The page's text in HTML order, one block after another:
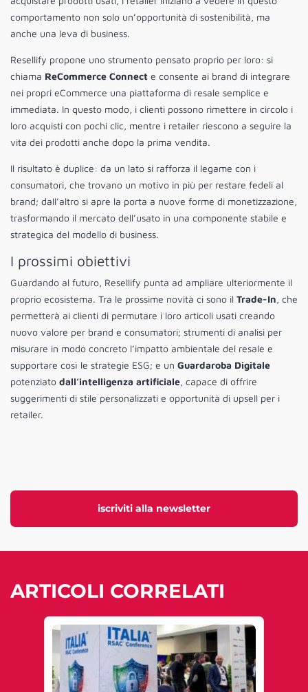
iscriviti alla newsletter
comportamento non solo un’opportunità di sostenibilità, ma
anche una leva di business.
Resellify propone uno strumento pensato proprio per loro: si
chiama ReCommerce Connect e consente ai brand di integrare
nei propri eCommerce una piattaforma di resale semplice e
immediata. In questo modo, i clienti possono rimettere in circolo i
loro acquisti con pochi clic, mentre i retailer riescono a seguire la
vita dei prodotti anche dopo la prima vendita.
Il risultato è duplice: da un lato si rafforza il legame con i
consumatori, che trovano un motivo in più per restare fedeli al
brand; dall’altro si apre la porta a nuove forme di monetizzazione,
trasformando il mercato dell’usato in una componente stabile e
strategica del modello di business.
I prossimi obiettivi
Guardando al futuro, Resellify punta ad ampliare ulteriormente il
proprio ecosistema. Tra le prossime novità ci sono il Trade-In, che
permetterà ai clienti di permutare i loro articoli usati creando
nuovo valore per brand e consumatori; strumenti di analisi per
misurare in modo concreto l’impatto ambientale del resale e
supportare così le strategie ESG; e un Guardaroba Digitale
potenziato dall’intelligenza artificiale, capace di offrire
suggerimenti di stile personalizzati e opportunità di upsell per i
retailer.
ARTICOLI CORRELATI